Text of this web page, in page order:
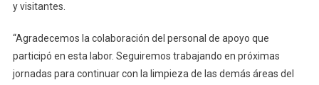
y visitantes.
“Agradecemos la colaboración del personal de apoyo que
participó en esta labor. Seguiremos trabajando en próximas
jornadas para continuar con la limpieza de las demás áreas del